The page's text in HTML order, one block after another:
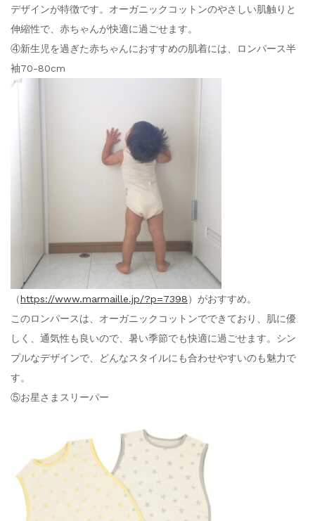
デザインが特徴です。オーガニックコットンのやさしい肌触りと
伸縮性で、赤ちゃんが快適に過ごせます。
④新生児を過ぎた赤ちゃんにおすすめの肌着には、ロンパース半
袖70-80cm
（https://www.marmaille.jp/?p=7398）がおすすめ。
このロンパースは、オーガニックコットンでできており、肌に優
しく、通気性も良いので、暑い季節でも快適に過ごせます。シン
プルなデザインで、どんなスタイルにも合わせやすいのも魅力で
す。
⑤お星さまスリーパー